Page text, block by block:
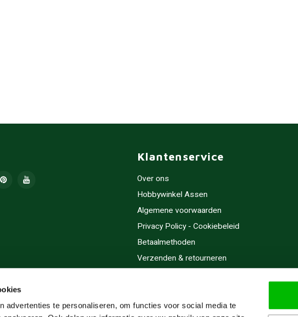
advertenties te personaliseren, om functies voor social media te
Klantenservice
Over ons
Hobbywinkel Assen
Algemene voorwaarden
Privacy Policy - Cookiebeleid
Betaalmethoden
Verzenden & retourneren
Cadeaubonnen